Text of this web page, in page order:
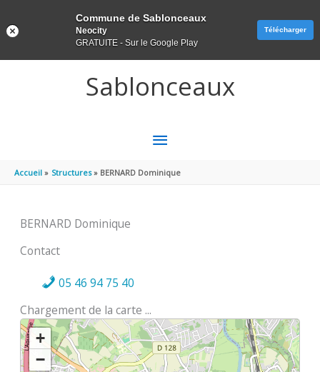
Sablonceaux
MENU
PRINCIPAL
Accueil Structures BERNARD Dominique
BERNARD Dominique
Contact
05 46 94 75 40
Chargement de la carte ...
+
−
Commune de Sablonceaux
Neocity
GRATUITE - Sur le Google Play
Télécharger